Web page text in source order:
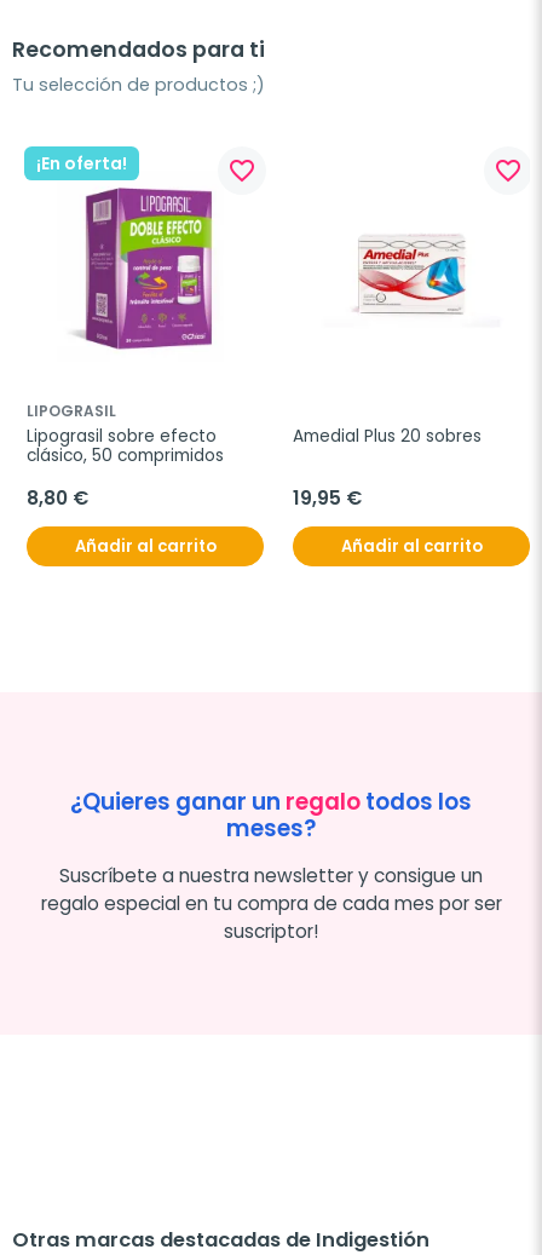
Recomendados para ti
Tu selección de productos ;)
¡En oferta! favorite_border
LIPOGRASIL
Lipograsil sobre efecto
clásico, 50 comprimidos
8,80 €
Añadir al carrito
favorite_border
Amedial Plus 20 sobres
19,95 €
Añadir al carrito
¿Quieres ganar un regalotodos los
meses?
Suscríbete a nuestra newsletter y consigue un
regalo especial en tu compra de cada mes por ser
suscriptor!
Otras marcas destacadas de Indigestión